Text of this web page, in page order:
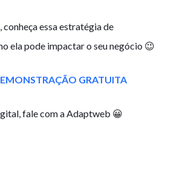
essa estratégia de
ela pode impactar o seu negócio 😉
GRATUITA
fale com a Adaptweb 😀